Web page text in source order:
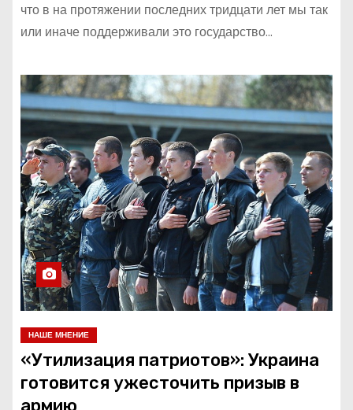
что в на протяжении последних тридцати лет мы так
или иначе поддерживали это государство…
НАШЕ МНЕНИЕ
«Утилизация патриотов»: Украина
готовится ужесточить призыв в
армию